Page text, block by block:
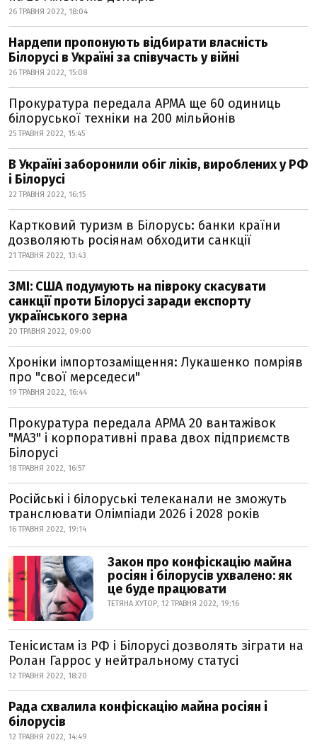
26 ТРАВНЯ 2022, 18:04
Нардепи пропонують відбирати власність
Білорусі в Україні за співучасть у війні
26 ТРАВНЯ 2022, 15:08
Прокуратура передала АРМА ще 60 одиниць
білоруської техніки на 200 мільйонів
25 ТРАВНЯ 2022, 15:45
В Україні заборонили обіг ліків, вироблених у РФ
і Білорусі
22 ТРАВНЯ 2022, 16:15
Картковий туризм в Білорусь: банки країни
дозволяють росіянам обходити санкції
21 ТРАВНЯ 2022, 13:43
ЗМІ: США подумують на півроку скасувати
санкції проти Білорусі заради експорту
українського зерна
20 ТРАВНЯ 2022, 09:00
Хроніки імпортозаміщення: Лукашенко помріяв
про "свої мерседеси"
19 ТРАВНЯ 2022, 16:44
Прокуратура передала АРМА 20 вантажівок
"МАЗ" і корпоративні права двох підприємств
Білорусі
18 ТРАВНЯ 2022, 16:57
Російські і білоруські телеканали не зможуть
транслювати Олімпіади 2026 і 2028 років
16 ТРАВНЯ 2022, 19:14
Закон про конфіскацію майна
росіян і білорусів ухвалено: як
це буде працювати
ТЕТЯНА ХУТОР, 12 ТРАВНЯ 2022, 19:16
Тенісистам із РФ і Білорусі дозволять зіграти на
Ролан Гаррос у нейтральному статусі
12 ТРАВНЯ 2022, 18:20
Рада схвалила конфіскацію майна росіян і
білорусів
12 ТРАВНЯ 2022, 14:49